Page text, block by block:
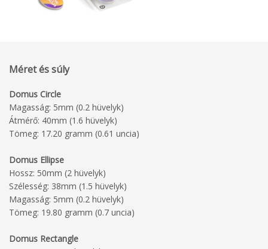
Méret és súly
Domus Circle
Magasság: 5mm (0.2 hüvelyk)
Átmérő: 40mm (1.6 hüvelyk)
Tömeg: 17.20 gramm (0.61 uncia)
Domus Ellipse
Hossz: 50mm (2 hüvelyk)
Szélesség: 38mm (1.5 hüvelyk)
Magasság: 5mm (0.2 hüvelyk)
Tömeg: 19.80 gramm (0.7 uncia)
Domus Rectangle